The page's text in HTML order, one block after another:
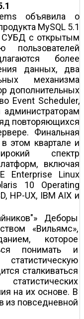
объявила о
MySQL 5.1
СУБД с открытым
более
данных, два
механизма
дополнительных
Event Scheduler,
повторяющихся
Финальная
этом квартале и
спектр
включая
Enterprise Linux
10 Operating
HP-UX, IBM AIX и
Деборы
«Вильямс»,
которое
понимать и
сталкиваться
на их основе. В
из повседневной